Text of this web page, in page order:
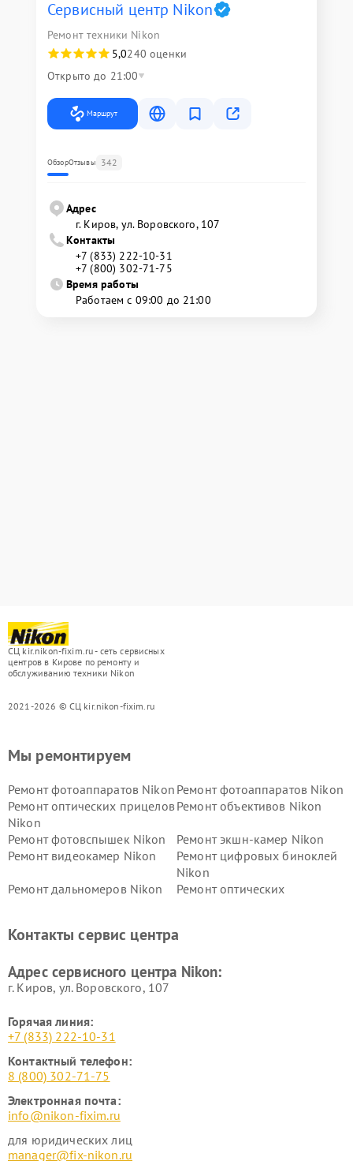
Сервисный центр Nikon
Ремонт техники Nikon
5,0240 оценки
Открыто до 21:00
Маршрут
ОбзорОтзывы 342
Адрес
г. Киров, ул. Воровского, 107
Контакты
+7 (833) 222-10-31
+7 (800) 302-71-75
Время работы
Работаем с 09:00 до 21:00
СЦ kir.nikon-fixim.ru - сеть сервисных
центров в Кирове по ремонту и
обслуживанию техники Nikon
2021-2026 © СЦ kir.nikon-fixim.ru
Мы ремонтируем
Ремонт фотоаппаратов Nikon Ремонт фотоаппаратов Nikon
Ремонт оптических прицелов
Nikon
Ремонт объективов Nikon
Ремонт фотовспышек Nikon
Ремонт экшн-камер Nikon
Ремонт видеокамер Nikon
Ремонт цифровых биноклей
Nikon
Ремонт дальномеров Nikon
Ремонт оптических
Контакты сервис центра
Адрес сервисного центра Nikon:
г. Киров, ул. Воровского, 107
Горячая линия:
+7 (833) 222-10-31
Контактный телефон:
8 (800) 302-71-75
Электронная почта:
info@nikon-fixim.ru
для юридических лиц
manager@fix-nikon.ru